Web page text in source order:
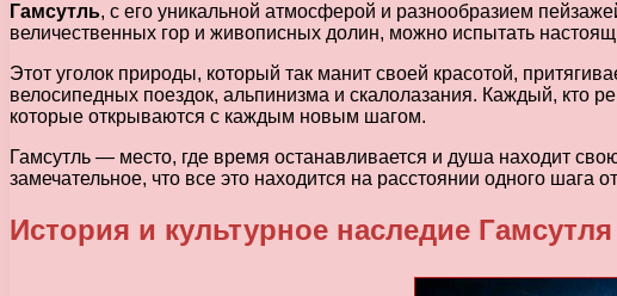
Гамсутль, с его уникальной атмосферой и разнообразием
величественных гор и живописных долин, можно испытать
Этот уголок природы, который так манит своей красотой,
велосипедных поездок, альпинизма и скалолазания. Каждый, кто
которые открываются с каждым новым шагом.
Гамсутль — место, где время останавливается и душа находит
замечательное, что все это находится на расстоянии одного шага
История и культурное наследие Гамсутля